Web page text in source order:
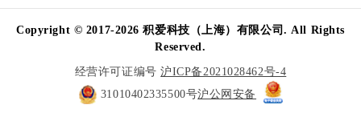
Copyright © 2017-2026 积爱科技（上海）有限公司. All Rights
Reserved.
经营许可证编号沪ICP备2021028462号-4
31010402335500号沪公网安备